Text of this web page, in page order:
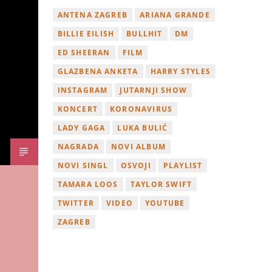
ANTENA ZAGREB
ARIANA GRANDE
BILLIE EILISH
BULLHIT
DM
ED SHEERAN
FILM
GLAZBENA ANKETA
HARRY STYLES
INSTAGRAM
JUTARNJI SHOW
KONCERT
KORONAVIRUS
LADY GAGA
LUKA BULIĆ
NAGRADA
NOVI ALBUM
NOVI SINGL
OSVOJI
PLAYLIST
TAMARA LOOS
TAYLOR SWIFT
TWITTER
VIDEO
YOUTUBE
ZAGREB